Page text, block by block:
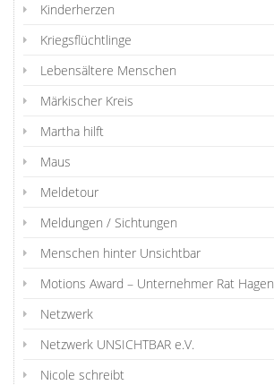
Kinderherzen
Kriegsflüchtlinge
Lebensältere Menschen
Märkischer Kreis
Martha hilft
Maus
Meldetour
Meldungen / Sichtungen
Menschen hinter Unsichtbar
Motions Award – Unternehmer Rat Hagen
Netzwerk
Netzwerk UNSICHTBAR e.V.
Nicole schreibt